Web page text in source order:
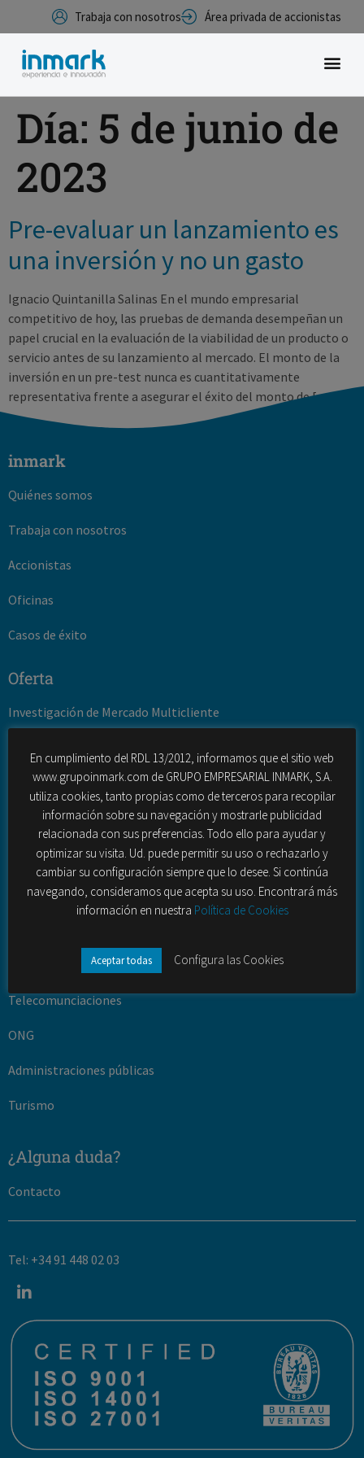
Trabaja con nosotros Área privada de accionistas
Día: 5 de junio de
2023
Pre-evaluar un lanzamiento es
una inversión y no un gasto
Ignacio Quintanilla Salinas En el mundo empresarial
competitivo de hoy, las pruebas de demanda desempeñan un
papel crucial en la evaluación de la viabilidad de un producto o
servicio antes de su lanzamiento al mercado. El monto de la
inversión en un pre-test nunca es cuantitativamente
representativa frente a asegurar el éxito del monto de […]
inmark
Quiénes somos
Trabaja con nosotros
Accionistas
Oficinas
Casos de éxito
Oferta
Investigación de Mercado Multicliente
Gestión de la innovación
Desarrollo turístico y territorial
Fuerza de ventas externas
Contact Center (outbound – inbound)
Banca y seguros
Telecomunciaciones
ONG
Administraciones públicas
Turismo
¿Alguna duda?
Contacto
Tel: +34 91 448 02 03
En cumplimiento del RDL 13/2012, informamos que el sitio web
www.grupoinmark.com de GRUPO EMPRESARIAL INMARK, S.A.
utiliza cookies, tanto propias como de terceros para recopilar
información sobre su navegación y mostrarle publicidad
relacionada con sus preferencias. Todo ello para ayudar y
optimizar su visita. Ud. puede permitir su uso o rechazarlo y
cambiar su configuración siempre que lo desee. Si continúa
navegando, consideramos que acepta su uso. Encontrará más
información en nuestra Política de Cookies
Aceptar todas Configura las Cookies